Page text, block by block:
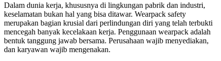
Dalam dunia kerja, khususnya di lingkungan pabrik dan industri,
keselamatan bukan hal yang bisa ditawar. Wearpack safety
merupakan bagian krusial dari perlindungan diri yang telah terbukti
mencegah banyak kecelakaan kerja. Penggunaan wearpack adalah
bentuk tanggung jawab bersama. Perusahaan wajib menyediakan,
dan karyawan wajib mengenakan.